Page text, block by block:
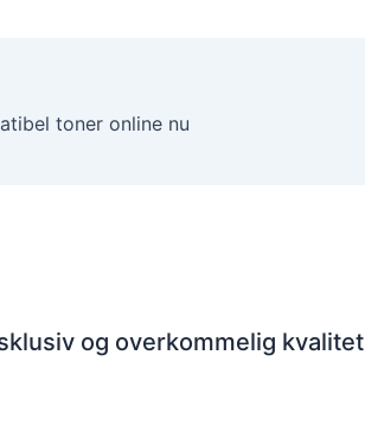
toner online nu
og overkommelig kvalitet